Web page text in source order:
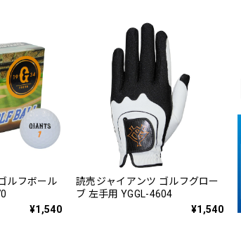
ルフボール
¥1,540
読売ジャイアンツ ゴルフグロー
ブ 左手用 YGGL-4604
¥1,540